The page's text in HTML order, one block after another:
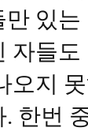
만 있
자들
오지
. 한번